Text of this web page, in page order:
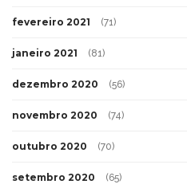
fevereiro 2021 (71)
janeiro 2021 (81)
dezembro 2020 (56)
novembro 2020 (74)
outubro 2020 (70)
setembro 2020 (65)